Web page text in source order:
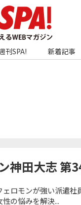
刊SPA! 新着記事
神田大志 第
ェロモンが強い派遣
の悩みを解決...